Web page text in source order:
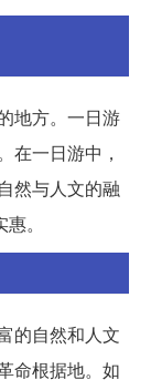
地方。一日游
在一日游中，
然与人文的融
。
的自然和人文
命根据地。如